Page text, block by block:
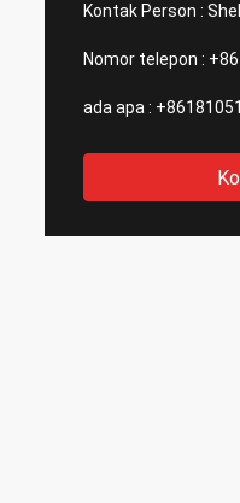
Kontak Person : Shell
Nomor telepon :
ada apa :